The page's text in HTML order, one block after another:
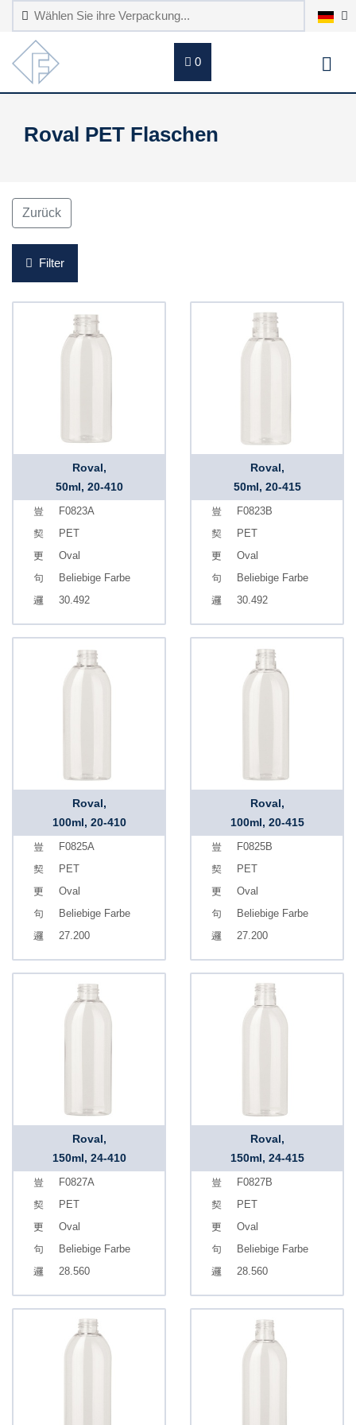
0
Roval PET Flaschen
Zurück
Filter
Roval,
50ml, 20-410
F0823A
PET
Oval
Beliebige Farbe
30.492
Roval,
50ml, 20-415
F0823B
PET
Oval
Beliebige Farbe
30.492
Roval,
100ml, 20-410
F0825A
PET
Oval
Beliebige Farbe
27.200
Roval,
100ml, 20-415
F0825B
PET
Oval
Beliebige Farbe
27.200
Roval,
150ml, 24-410
F0827A
PET
Oval
Beliebige Farbe
28.560
Roval,
150ml, 24-415
F0827B
PET
Oval
Beliebige Farbe
28.560